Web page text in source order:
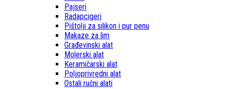
Pajseri
Radapcigeri
Pištolji za silikon i pur penu
Makaze za lim
Građevinski alat
Molerski alat
Keramičarski alat
Poljoprivredni alat
Ostali ručni alati